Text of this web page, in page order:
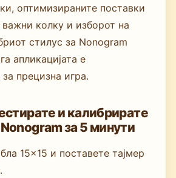
оптимизираните поставки
колку и изборот на
стилус за Nonogram
апликацијата е
прецизна игра.
и калибрирате
за 5 минути
15×15 и поставете тајмер